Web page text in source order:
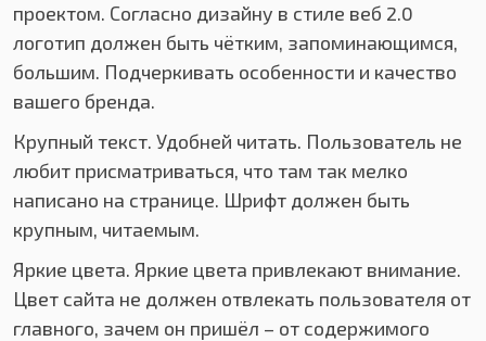
проектом. Согласно дизайну в стиле веб 2.0
логотип должен быть чётким, запоминающимся,
большим. Подчеркивать особенности и качество
вашего бренда.
Крупный текст. Удобней читать. Пользователь не
любит присматриваться, что там так мелко
написано на странице. Шрифт должен быть
крупным, читаемым.
Яркие цвета. Яркие цвета привлекают внимание.
Цвет сайта не должен отвлекать пользователя от
главного, зачем он пришёл – от содержимого